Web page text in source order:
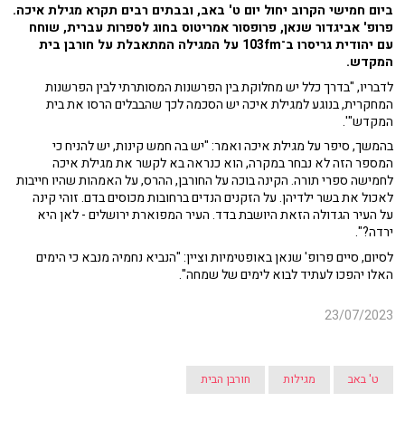
ביום חמישי הקרוב יחול יום ט' באב, ובבתים רבים תקרא מגילת איכה.
פרופ' אביגדור שנאן, פרופסור אמריטוס בחוג לספרות עברית, שוחח
עם יהודית גריסרו ב־103fm על המגילה המתאבלת על חורבן בית
המקדש.
לדבריו, "בדרך כלל יש מחלוקת בין הפרשנות המסותרתי לבין הפרשנות
המחקרית, בנוגע למגילת איכה יש הסכמה לכך שהבבלים הרסו את בית
המקדש"'.
בהמשך, סיפר על מגילת איכה ואמר: "יש בה חמש קינות, יש להניח כי
המספר הזה לא נבחר במקרה, הוא כנראה בא לקשר את מגילת איכה
לחמישה ספרי תורה. הקינה בוכה על החורבן, ההרס, על האמהות שהיו חייבות
לאכול את בשר ילדיהן. על הזקנים הנדים ברחובות מכוסים בדם. זוהי קינה
על העיר הגדולה הזאת היושבת בדד. העיר המפוארת ירושלים - לאן היא
ירדה?".
לסיום, סיים פרופ' שנאן באופטימיות וציין: "הנביא נחמיה מנבא כי הימים
האלו יהפכו לעתיד לבוא לימים של שמחה".
23/07/2023
ט' באב מגילות חורבן הבית